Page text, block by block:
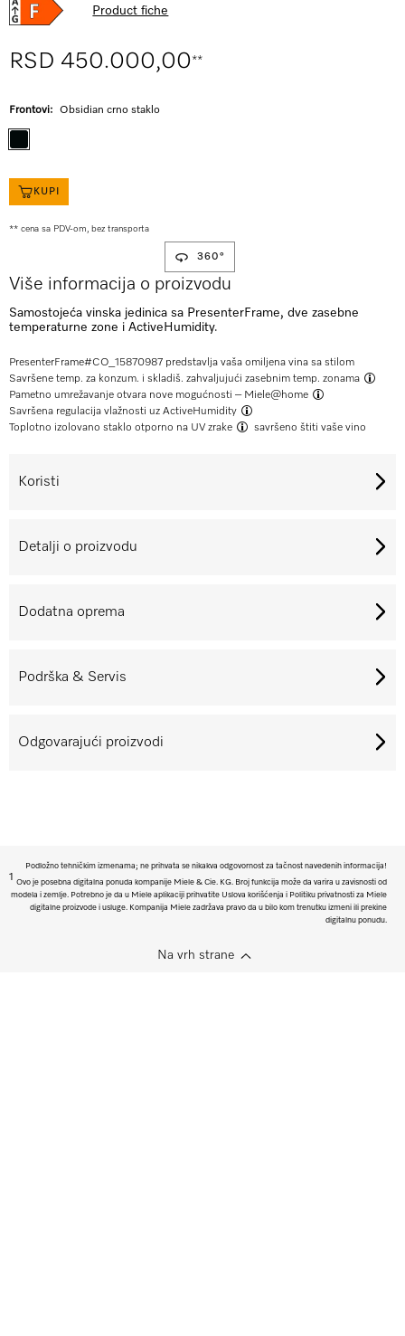
360°
Product fiche
RSD 450.000,00**
Frontovi: Obsidian crno staklo
KUPI
** cena sa PDV-om, bez transporta
Više informacija o proizvodu
Samostojeća vinska jedinica sa PresenterFrame, dve zasebne
temperaturne zone i ActiveHumidity.
PresenterFrame#CO_15870987 predstavlja vaša omiljena vina sa stilom
Savršene temp. za konzum. i skladiš. zahvaljujući zasebnim temp. zonama
Pametno umrežavanje otvara nove mogućnosti – Miele@home
Savršena regulacija vlažnosti uz ActiveHumidity
Toplotno izolovano staklo otporno na UV zrake
savršeno štiti vaše vino
Koristi
Detalji o proizvodu
Dodatna oprema
Podrška & Servis
Odgovarajući proizvodi
Podložno tehničkim izmenama; ne prihvata se nikakva odgovornost za tačnost navedenih informacija!
1
Ovo je posebna digitalna ponuda kompanije Miele & Cie. KG. Broj funkcija može da varira u zavisnosti od
modela i zemlje. Potrebno je da u Miele aplikaciji prihvatite Uslova korišćenja i Politiku privatnosti za Miele
digitalne proizvode i usluge. Kompanija Miele zadržava pravo da u bilo kom trenutku izmeni ili prekine
digitalnu ponudu.
Na vrh strane